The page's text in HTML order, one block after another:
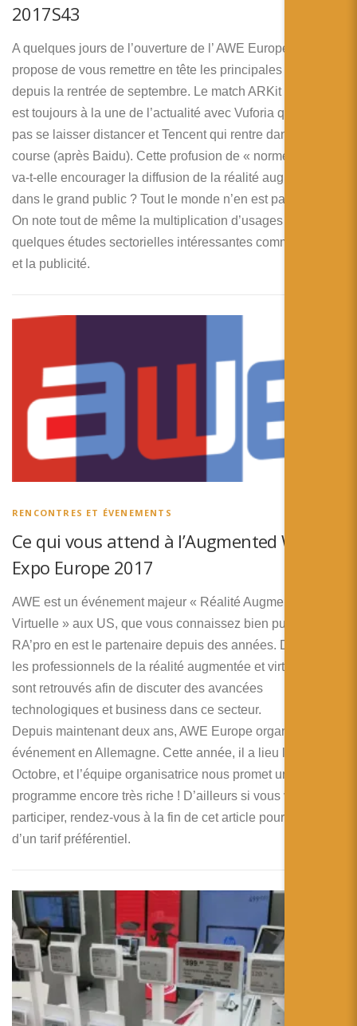
2017S43
A quelques jours de l’ouverture de l’ AWE Europe, je vous
propose de vous remettre en tête les principales annonces
depuis la rentrée de septembre. Le match ARKit vs ARcore
est toujours à la une de l’actualité avec Vuforia qui ne veut
pas se laisser distancer et Tencent qui rentre dans la
course (après Baidu). Cette profusion de « normes de fait »
va-t-elle encourager la diffusion de la réalité augmentée
dans le grand public ? Tout le monde n’en est pas certain !
On note tout de même la multiplication d’usages et
quelques études sectorielles intéressantes comme le sport
et la publicité.
RENCONTRES ET ÉVENEMENTS
Ce qui vous attend à l’Augmented World
Expo Europe 2017
AWE est un événement majeur « Réalité Augmentée et
Virtuelle » aux US, que vous connaissez bien puisque
RA’pro en est le partenaire depuis des années. Dès 2010,
les professionnels de la réalité augmentée et virtuelle s’y
sont retrouvés afin de discuter des avancées
technologiques et business dans ce secteur.
Depuis maintenant deux ans, AWE Europe organise son
événement en Allemagne. Cette année, il a lieu le 19 et 20
Octobre, et l’équipe organisatrice nous promet un
programme encore très riche ! D’ailleurs si vous voulez y
participer, rendez-vous à la fin de cet article pour bénéficier
d’un tarif préférentiel.